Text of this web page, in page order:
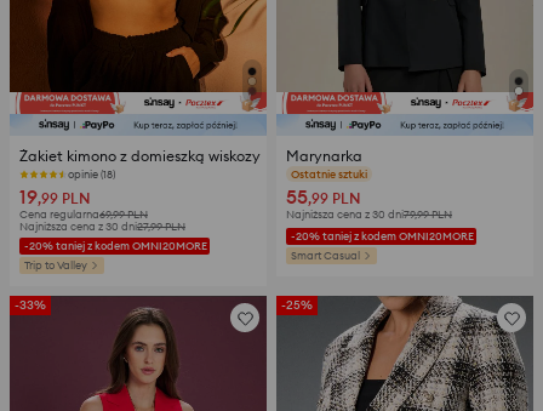
Żakiet kimono z domieszką wiskozy
opinie (18)
19,99 PLN
Cena regularna69,99PLN
Najniższa cena z 30 dni27,99PLN
-20% taniej z kodem OMNI20MORE
Trip to Valley
Marynarka
opinie (449)
55,99 PLN
Najniższa cena z 30 dni79,99PLN
-20% taniej z kodem OMNI20MORE
Smart Casual
-33% -25%